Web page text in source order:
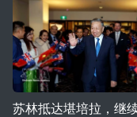
苏林抵达堪培拉，继